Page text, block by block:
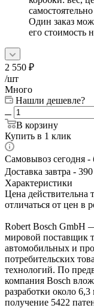
Один заказ
его стоимость
2 550 ₽
/шт
Много
Нашли дешевле?
В корзину
Купить в 1 клик
Самовывоз сегодня -
Доставка завтра -
Характеристики
Цена действительна
отличаться от цен в
Robert Bosch GmbH
мировой поставщик
автомобильных и
потребительских
технологий. По
компания Bosch
разработки около
получение 5422